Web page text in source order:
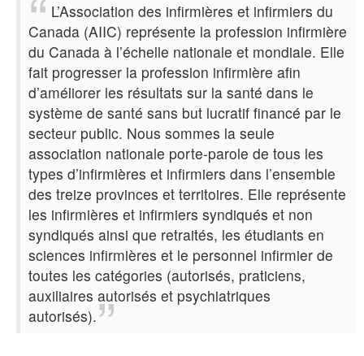
L’Association des infirmières et infirmiers du
Canada (AIIC) représente la profession infirmière
du Canada à l’échelle nationale et mondiale. Elle
fait progresser la profession infirmière afin
d’améliorer les résultats sur la santé dans le
système de santé sans but lucratif financé par le
secteur public. Nous sommes la seule
association nationale porte-parole de tous les
types d’infirmières et infirmiers dans l’ensemble
des treize provinces et territoires. Elle représente
les infirmières et infirmiers syndiqués et non
syndiqués ainsi que retraités, les étudiants en
sciences infirmières et le personnel infirmier de
toutes les catégories (autorisés, praticiens,
auxiliaires autorisés et psychiatriques
autorisés).